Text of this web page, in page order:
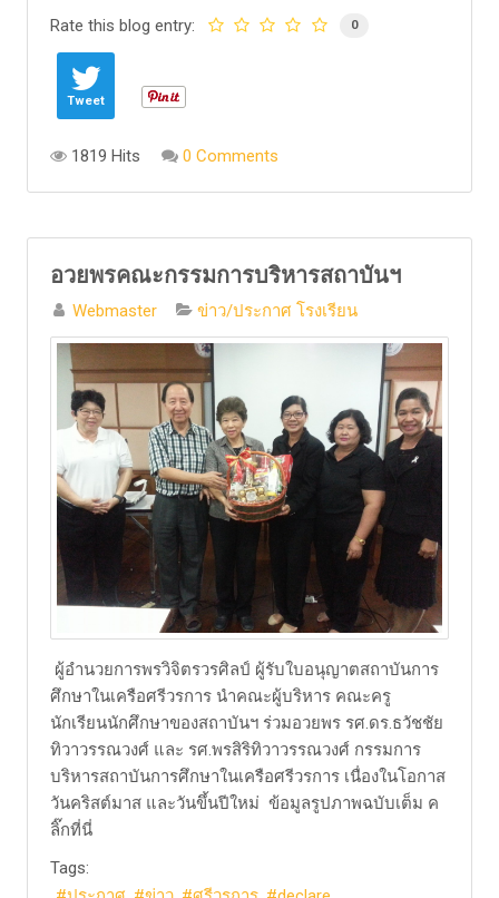
Rate this blog entry: 0
Tweet
1819 Hits 0 Comments
อวยพรคณะกรรมการบริหารสถาบันฯ
Webmaster ข่าว/ประกาศ โรงเรียน
​ ผู้อำนวยการพรวิจิตรวรศิลป์ ผู้รับใบอนุญาตสถาบันการ
ศึกษาในเครือศรีวรการ นำคณะผู้บริหาร คณะครู
นักเรียนนักศึกษาของสถาบันฯ ร่วมอวยพร รศ.ดร.ธวัชชัย
ทิวาวรรณวงศ์ และ รศ.พรสิริทิวาวรรณวงศ์ กรรมการ
บริหารสถาบันการศึกษาในเครือศรีวรการ เนื่องในโอกาส
วันคริสต์มาส และวันขึ้นปีใหม่ ​ข้อมูลรูปภาพฉบับเต็ม ค
ลิ๊กที่นี่
Tags: